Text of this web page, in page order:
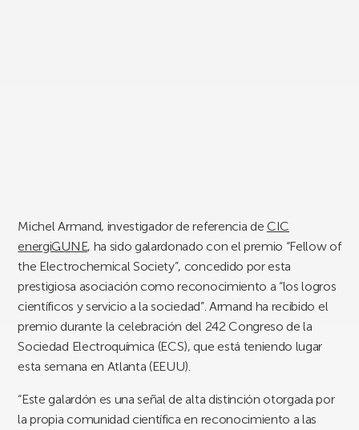
Michel Armand, investigador de referencia deCIC
energiGUNE, ha sido galardonado con el premio “Fellow of
the Electrochemical Society”, concedido por esta
prestigiosa asociación como reconocimiento a “los logros
científicos y servicio a la sociedad”. Armand ha recibido el
premio durante la celebración del 242 Congreso de la
Sociedad Electroquímica (ECS), que está teniendo lugar
esta semana en Atlanta (EEUU).
“Este galardón es una señal de alta distinción otorgada por
la propia comunidad científica en reconocimiento a las